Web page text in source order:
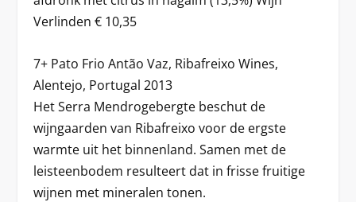
Verlinden € 10,35
7+ Pato Frio Antão Vaz, Ribafreixo Wines,
Alentejo, Portugal 2013
Het Serra Mendrogebergte beschut de
wijngaarden van Ribafreixo voor de ergste
warmte uit het binnenland. Samen met de
leisteenbodem resulteert dat in frisse fruitige
wijnen met mineralen tonen.